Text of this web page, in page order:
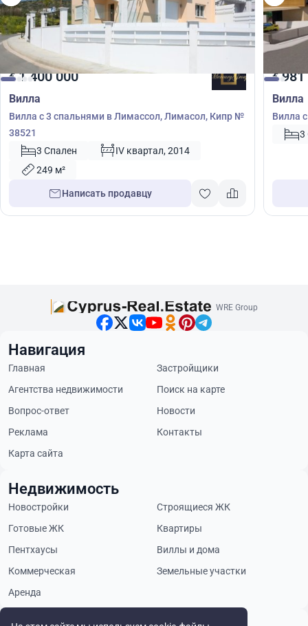
€1 400 000
Вилла
Вилла с 3 спальнями в Лимассол, Лимасол, Кипр №
38521
3 Спален
IV квартал, 2014
249 м²
Написать продавцу
€981
Вилла
Вилла
3
WRE Group
Навигация
Главная
Застройщики
Агентства недвижимости
Поиск на карте
Вопрос-ответ
Новости
Реклама
Контакты
Карта сайта
Недвижимость
Новостройки
Строящиеся ЖК
Готовые ЖК
Квартиры
Пентхаусы
Виллы и дома
Коммерческая
Земельные участки
Аренда